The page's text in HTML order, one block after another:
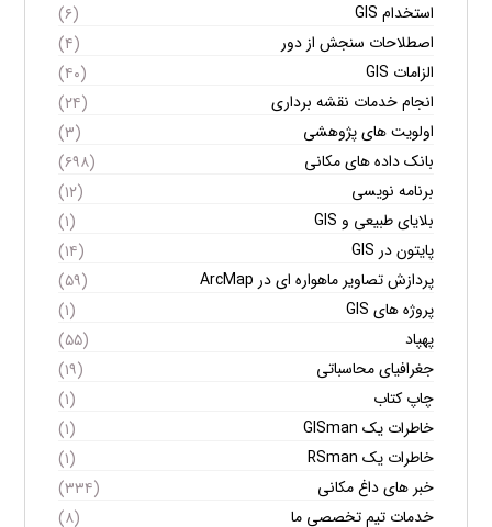
استخدام GIS
(۶)
اصطلاحات سنجش از دور
(۴)
الزامات GIS
(۴۰)
انجام خدمات نقشه برداری
(۲۴)
اولویت های پژوهشی
(۳)
بانک داده های مکانی
(۶۹۸)
برنامه نویسی
(۱۲)
بلایای طبیعی و GIS
(۱)
پایتون در GIS
(۱۴)
پردازش تصاویر ماهواره ای در ArcMap
(۵۹)
پروژه های GIS
(۱)
پهپاد
(۵۵)
جغرافیای محاسباتی
(۱۹)
چاپ کتاب
(۱)
خاطرات یک GISman
(۱)
خاطرات یک RSman
(۱)
خبر های داغ مکانی
(۳۳۴)
خدمات تیم تخصصی ما
(۸)